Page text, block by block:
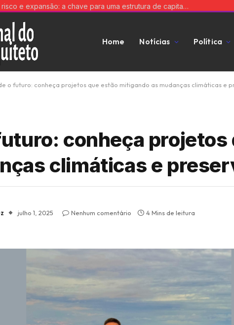
Como o dinheiro do fundo comum é usado durante o consórcio? Veja com Tiago Oliva Schietti
Home Notícias Política
o futuro: conheça projetos que estão mitigando as mudanças climáticas e
conheça
climáticas e
julho 1, 2025 Nenhum comentário 4 Mins de leitura